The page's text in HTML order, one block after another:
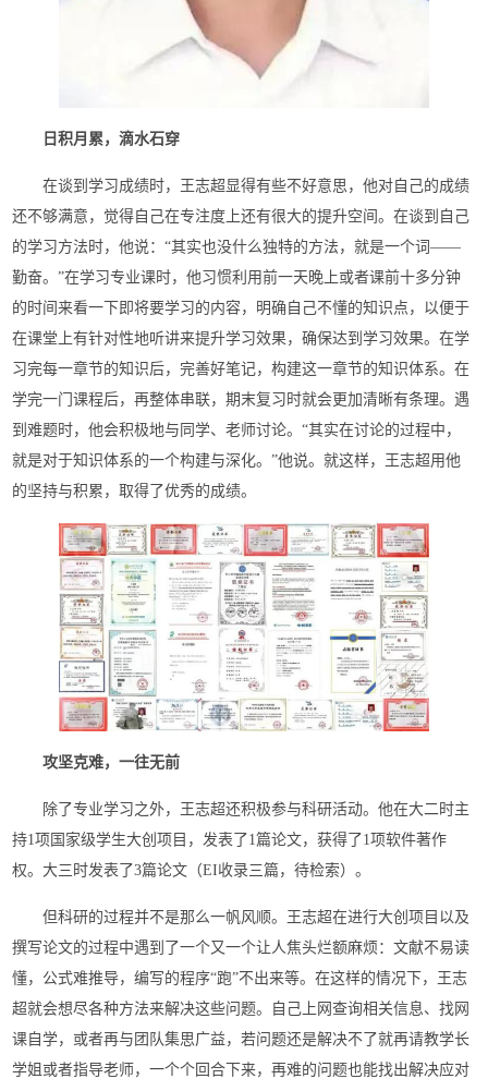
日积月累，滴水石穿
在谈到学习成绩时，王志超显得有些不好意思，他对自己的成绩
还不够满意，觉得自己在专注度上还有很大的提升空间。在谈到自己
的学习方法时，他说：“其实也没什么独特的方法，就是一个词——
勤奋。”在学习专业课时，他习惯利用前一天晚上或者课前十多分钟
的时间来看一下即将要学习的内容，明确自己不懂的知识点，以便于
在课堂上有针对性地听讲来提升学习效果，确保达到学习效果。在学
习完每一章节的知识后，完善好笔记，构建这一章节的知识体系。在
学完一门课程后，再整体串联，期末复习时就会更加清晰有条理。遇
到难题时，他会积极地与同学、老师讨论。“其实在讨论的过程中，
就是对于知识体系的一个构建与深化。”他说。就这样，王志超用他
的坚持与积累，取得了优秀的成绩。
攻坚克难，一往无前
除了专业学习之外，王志超还积极参与科研活动。他在大二时主
持1项国家级学生大创项目，发表了1篇论文，获得了1项软件著作
权。大三时发表了3篇论文（EI收录三篇，待检索）。
但科研的过程并不是那么一帆风顺。王志超在进行大创项目以及
撰写论文的过程中遇到了一个又一个让人焦头烂额麻烦：文献不易读
懂，公式难推导，编写的程序“跑”不出来等。在这样的情况下，王志
超就会想尽各种方法来解决这些问题。自己上网查询相关信息、找网
课自学，或者再与团队集思广益，若问题还是解决不了就再请教学长
学姐或者指导老师，一个个回合下来，再难的问题也能找出解决应对